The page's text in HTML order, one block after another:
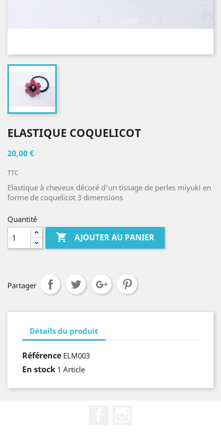
ELASTIQUE COQUELICOT
20,00 €
TTC
Elastique à cheveux décoré d'un tissage de perles miyuki en
forme de coquelicot 3 dimensions
Quantité
 AJOUTER AU PANIER
Partager
Détails du produit
Référence ELM003
En stock 1 Article